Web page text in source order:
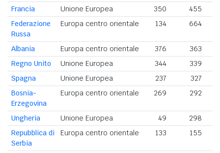
Francia
Unione Europea 350 455
Federazione
Russa
Europa centro orientale 134 664
Albania Europa centro orientale 376 363
Regno Unito
Unione Europea 344 339
Spagna
Unione Europea 237 327
Bosnia-
Erzegovina
Europa centro orientale 269 292
Ungheria Unione Europea 49 298
Repubblica di
Serbia
Europa centro orientale 133 155